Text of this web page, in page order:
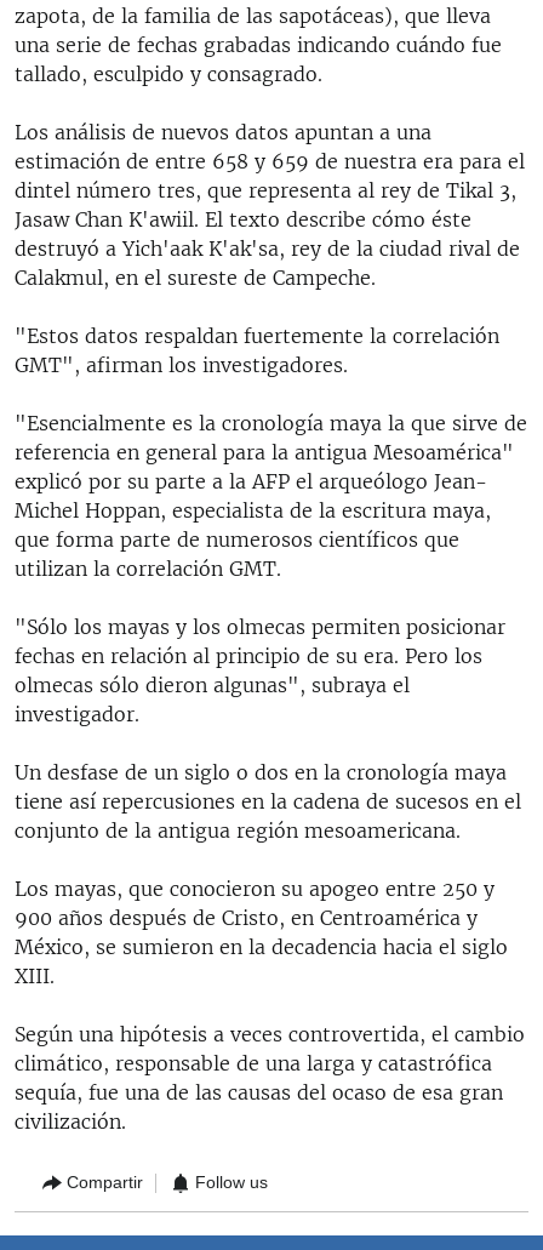
zapota, de la familia de las sapotáceas), que lleva
una serie de fechas grabadas indicando cuándo fue
tallado, esculpido y consagrado.
Los análisis de nuevos datos apuntan a una
estimación de entre 658 y 659 de nuestra era para el
dintel número tres, que representa al rey de Tikal 3,
Jasaw Chan K'awiil. El texto describe cómo éste
destruyó a Yich'aak K'ak'sa, rey de la ciudad rival de
Calakmul, en el sureste de Campeche.
"Estos datos respaldan fuertemente la correlación
GMT", afirman los investigadores.
"Esencialmente es la cronología maya la que sirve de
referencia en general para la antigua Mesoamérica"
explicó por su parte a la AFP el arqueólogo Jean-
Michel Hoppan, especialista de la escritura maya,
que forma parte de numerosos científicos que
utilizan la correlación GMT.
"Sólo los mayas y los olmecas permiten posicionar
fechas en relación al principio de su era. Pero los
olmecas sólo dieron algunas", subraya el
investigador.
Un desfase de un siglo o dos en la cronología maya
tiene así repercusiones en la cadena de sucesos en el
conjunto de la antigua región mesoamericana.
Los mayas, que conocieron su apogeo entre 250 y
900 años después de Cristo, en Centroamérica y
México, se sumieron en la decadencia hacia el siglo
XIII.
Según una hipótesis a veces controvertida, el cambio
climático, responsable de una larga y catastrófica
sequía, fue una de las causas del ocaso de esa gran
civilización.
Compartir Follow us